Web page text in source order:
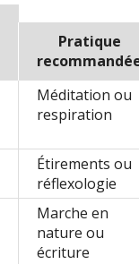
Pratique
Méditation ou
respiration
Étirements ou
réflexologie
Marche en
nature ou
écriture